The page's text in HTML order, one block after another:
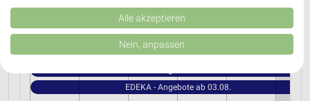
03Mo 04Di 05Mi 06Do 07Fr 08
EDEKA - Angebote ab 03.08.
EDEKA - Angebote ab 03.08.
Kombinationen von Daten aus verschiedenen Quellen. Entwicklung und
Verbesserung der Angebote. Verwendung reduzierter Daten zur Auswahl
von Inhalten.
Daten können außerhalb der Europäischen Union weitergegeben und in die
Website/App.
Partnerliste anzeigen (1 IAB-Anbieter)
Alle akzeptieren
Nein, anpassen